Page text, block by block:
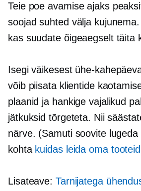
Teie poe avamise ajaks
soojad suhted välja
kas suudate õigeaegselt täita
Isegi väikesest ühe-
võib piisata klientide
plaanid ja hankige vajalikud
jätkuksid tõrgeteta. Nii
närve. (Samuti soovite lugeda
kohta kuidas leida oma
Lisateave: Tarnijatega